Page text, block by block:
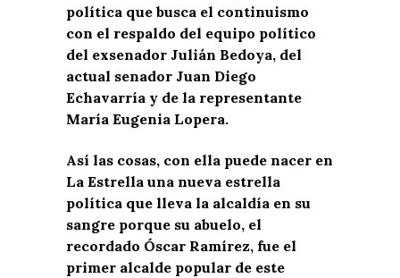
política que busca el continuismo
con el respaldo del equipo político
del exsenador Julián Bedoya, del
actual senador Juan Diego
Echavarría y de la representante
María Eugenia Lopera.
Así las cosas, con ella puede nacer en
La Estrella una nueva estrella
política que lleva la alcaldía en su
sangre porque su abuelo, el
recordado Óscar Ramírez, fue el
primer alcalde popular de este